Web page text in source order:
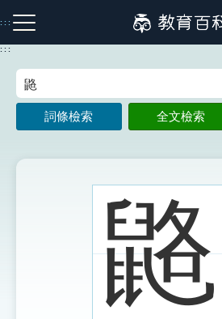
到
主
:::
注音索引圖示 筆畫索引圖示
:::
詞條檢索 全文檢索
䶅